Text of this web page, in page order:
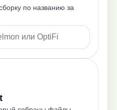
по названию за